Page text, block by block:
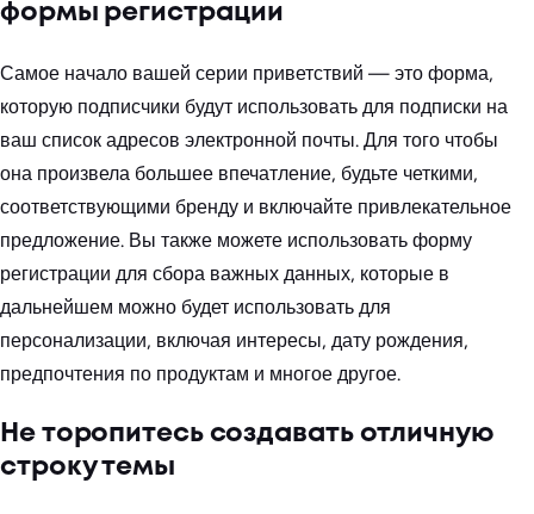
формы регистрации
Самое начало вашей серии приветствий — это форма,
которую подписчики будут использовать для подписки на
ваш список адресов электронной почты. Для того чтобы
она произвела большее впечатление, будьте четкими,
соответствующими бренду и включайте привлекательное
предложение. Вы также можете использовать форму
регистрации для сбора важных данных, которые в
дальнейшем можно будет использовать для
персонализации, включая интересы, дату рождения,
предпочтения по продуктам и многое другое.
Не торопитесь создавать отличную
строку темы